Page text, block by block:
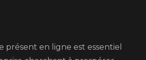
présent en ligne est essentiel